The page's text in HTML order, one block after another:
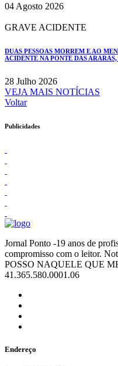
04 Agosto 2026
GRAVE ACIDENTE
DUAS PESSOAS MORREM E AO
ACIDENTE NA PONTE DAS
28 Julho 2026
VEJA MAIS NOTÍCIAS
Voltar
Publicidades
Jornal Ponto -19 anos de
compromisso com o leitor.
POSSO NAQUELE QUE
41.365.580.0001.06
Endereço